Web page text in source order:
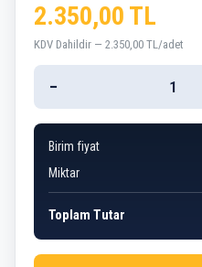
2.350,00 TL
KDV Dahildir — 2.350,00 TL/adet
−
Birim fiyat
Miktar
Toplam Tutar